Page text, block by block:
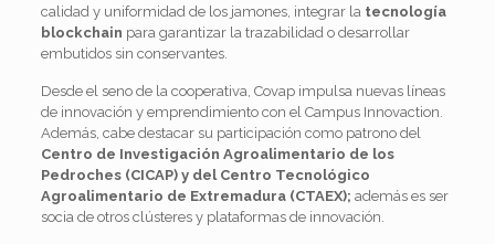
calidad y uniformidad de los jamones, integrar la tecnología
blockchain para garantizar la trazabilidad o desarrollar
embutidos sin conservantes.
Desde el seno de la cooperativa, Covap impulsa nuevas líneas
de innovación y emprendimiento con el Campus Innovaction.
Además, cabe destacar su participación como patrono del
Centro de Investigación Agroalimentario de los
Pedroches (CICAP) y del Centro Tecnológico
Agroalimentario de Extremadura (CTAEX); además es ser
socia de otros clústeres y plataformas de innovación.